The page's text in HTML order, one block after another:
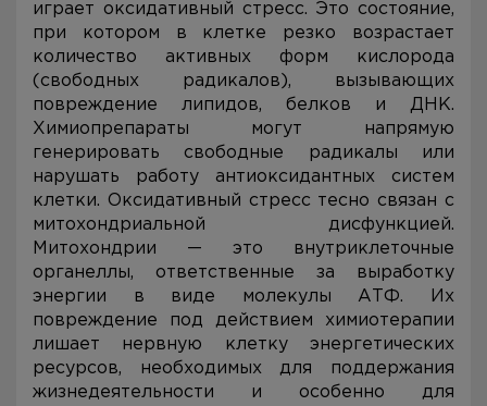
играет оксидативный стресс. Это состояние,
при котором в клетке резко возрастает
количество активных форм кислорода
(свободных радикалов), вызывающих
повреждение липидов, белков и ДНК.
Химиопрепараты могут напрямую
генерировать свободные радикалы или
нарушать работу антиоксидантных систем
клетки. Оксидативный стресс тесно связан с
митохондриальной дисфункцией.
Митохондрии — это внутриклеточные
органеллы, ответственные за выработку
энергии в виде молекулы АТФ. Их
повреждение под действием химиотерапии
лишает нервную клетку энергетических
ресурсов, необходимых для поддержания
жизнедеятельности и особенно для